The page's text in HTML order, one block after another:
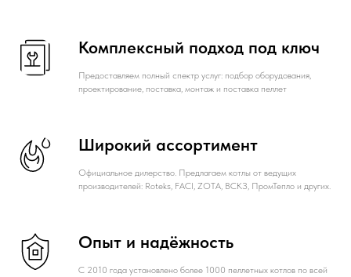
Комплексный подход под ключ
Предоставляем полный спектр услуг: подбор оборудования,
проектирование, поставка, монтаж и поставка пеллет
Широкий ассортимент
Официальное дилерство. Предлагаем котлы от ведущих
производителей: Roteks, FACI, ZOTA, ВСКЗ, ПромТепло и других.
Опыт и надёжность
С 2010 года установлено более 1000 пеллетных котлов по всей